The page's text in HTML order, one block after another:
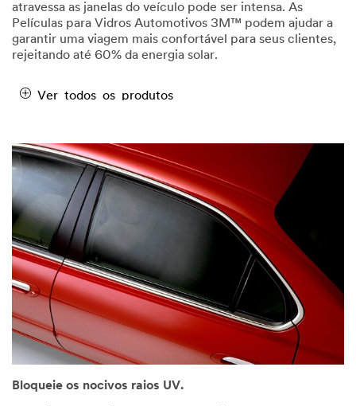
atravessa as janelas do veículo pode ser intensa. As
Películas para Vidros Automotivos 3M™ podem ajudar a
garantir uma viagem mais confortável para seus clientes,
rejeitando até 60% da energia solar.
Ver todos os produtos
Bloqueie os nocivos raios UV.